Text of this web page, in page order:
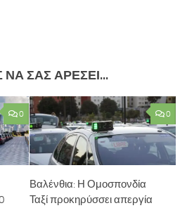
ΣΑΣ ΑΡΈΣΕΙ...
0 0
Βαλένθια: Η Ομοσπονδία
Ταξί προκηρύσσει απεργία